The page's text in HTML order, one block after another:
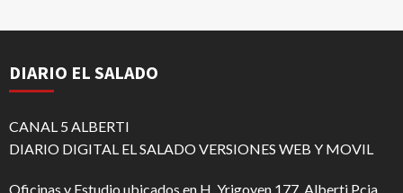
DIARIO EL SALADO
CANAL 5 ALBERTI
DIARIO DIGITAL EL SALADO VERSIONES WEB Y MOVIL
Oficinas y Estudio ubicados en H. Yrigoyen 177. Alberti Pcia